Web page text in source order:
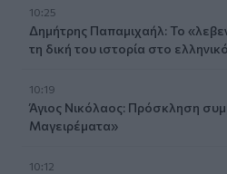
10:25
Δημήτρης Παπαμιχαήλ: Το
τη δική του ιστορία στο
10:19
Άγιος Νικόλαος: Πρόσκληση
Μαγειρέματα»
10:12